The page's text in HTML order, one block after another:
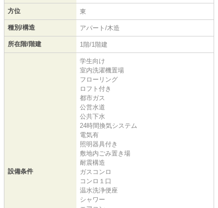
方位 東
種別/構造 アパート/木造
所在階/階建 1階/1階建
設備条件
学生向け
室内洗濯機置場
フローリング
ロフト付き
都市ガス
公営水道
公共下水
24時間換気システム
電気有
照明器具付き
敷地内ごみ置き場
耐震構造
ガスコンロ
コンロ１口
温水洗浄便座
シャワー